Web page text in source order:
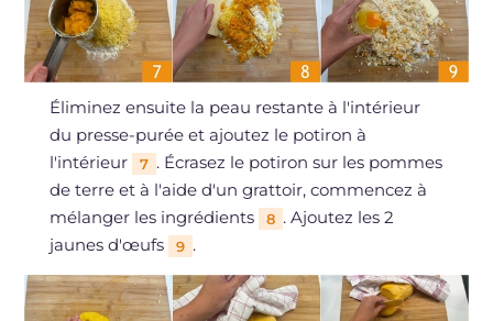
Éliminez ensuite la peau restante à l'intérieur
du presse-purée et ajoutez le potiron à
l'intérieur
7 . Écrasez le potiron sur les pommes
de terre et à l'aide d'un grattoir, commencez à
mélanger les ingrédients
8 . Ajoutez les 2
jaunes d'œufs
9 .